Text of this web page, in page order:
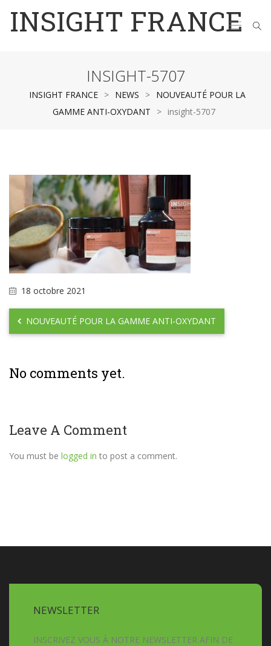
INSIGHT FRANCE
INSIGHT-5707
INSIGHT FRANCE > NEWS > NOUVEAUTÉ POUR LA
GAMME ANTI-OXYDANT
> insight-5707
18 octobre 2021
NOUVEAUTÉ POUR LA GAMME ANTI-OXYDANT
No comments yet.
Leave A Comment
You must be logged in to post a comment.
NEWSLETTER
INSCRIVEZ VOUS À NOTRE NEWSLETTER AFIN DE